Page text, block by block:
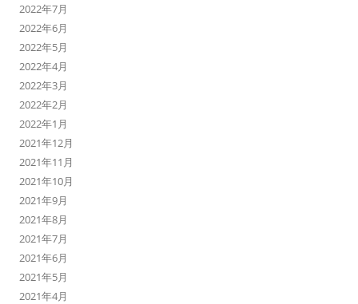
2022年7月
2022年6月
2022年5月
2022年4月
2022年3月
2022年2月
2022年1月
2021年12月
2021年11月
2021年10月
2021年9月
2021年8月
2021年7月
2021年6月
2021年5月
2021年4月